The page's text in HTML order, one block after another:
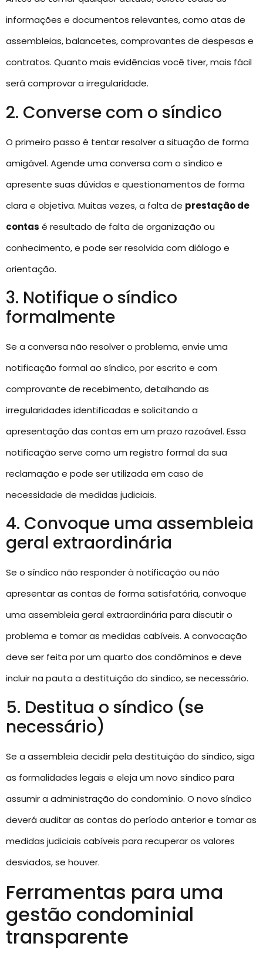
informações e documentos relevantes, como atas de
assembleias, balancetes, comprovantes de despesas e
contratos. Quanto mais evidências você tiver, mais fácil
será comprovar a irregularidade.
2. Converse com o síndico
O primeiro passo é tentar resolver a situação de forma
amigável. Agende uma conversa com o síndico e
apresente suas dúvidas e questionamentos de forma
clara e objetiva. Muitas vezes, a falta de prestação de
contas é resultado de falta de organização ou
conhecimento, e pode ser resolvida com diálogo e
orientação.
3. Notifique o síndico
formalmente
Se a conversa não resolver o problema, envie uma
notificação formal ao síndico, por escrito e com
comprovante de recebimento, detalhando as
irregularidades identificadas e solicitando a
apresentação das contas em um prazo razoável. Essa
notificação serve como um registro formal da sua
reclamação e pode ser utilizada em caso de
necessidade de medidas judiciais.
4. Convoque uma assembleia
geral extraordinária
Se o síndico não responder à notificação ou não
apresentar as contas de forma satisfatória, convoque
uma assembleia geral extraordinária para discutir o
problema e tomar as medidas cabíveis. A convocação
deve ser feita por um quarto dos condôminos e deve
incluir na pauta a destituição do síndico, se necessário.
5. Destitua o síndico (se
necessário)
Se a assembleia decidir pela destituição do síndico, siga
as formalidades legais e eleja um novo síndico para
assumir a administração do condomínio. O novo síndico
deverá auditar as contas do período anterior e tomar as
medidas judiciais cabíveis para recuperar os valores
desviados, se houver.
Ferramentas para uma
gestão condominial
transparente